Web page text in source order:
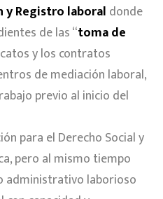
y Registro laboral donde
de las “toma de
y los contratos
de mediación laboral,
previo al inicio del
para el Derecho Social y
pero al mismo tiempo
administrativo laborioso